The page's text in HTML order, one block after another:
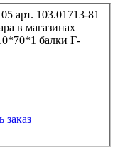
в магазинах
балки Г-
заказ